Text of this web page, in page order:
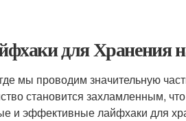
для Хранения
мы проводим значительную
становится захламленным,
и эффективные лайфхаки для